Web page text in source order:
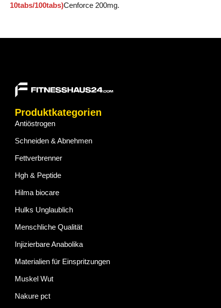
10tabs/100tabs)Cenforce 200mg.
Produktkategorien
Antiöstrogen
Schneiden & Abnehmen
Fettverbrenner
Hgh & Peptide
Hilma biocare
Hulks Unglaublich
Menschliche Qualität
Injizierbare Anabolika
Materialien für Einspritzungen
Muskel Wut
Nakure pct